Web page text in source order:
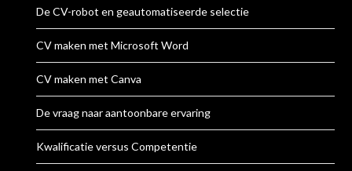
De CV-robot en geautomatiseerde selectie
CV maken met Microsoft Word
CV maken met Canva
De vraag naar aantoonbare ervaring
Kwalificatie versus Competentie